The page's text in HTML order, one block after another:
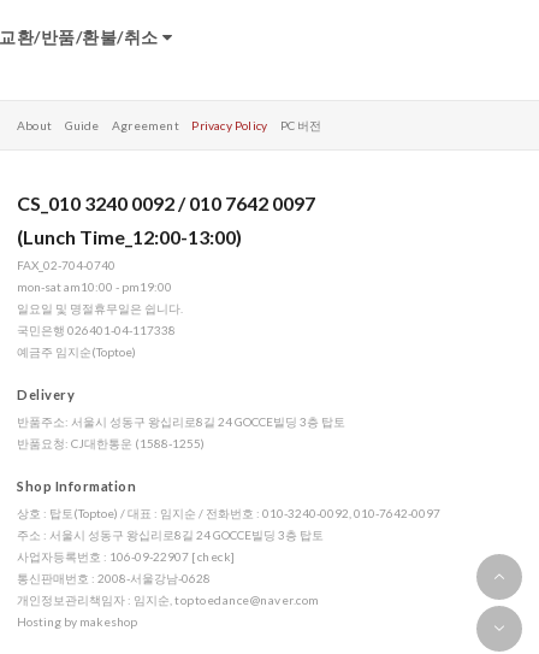
교환/반품/환불/취소
About Guide Agreement Privacy Policy PC 버전
CS_010 3240 0092 / 010 7642 0097
(Lunch Time_12:00-13:00)
FAX_02-704-0740
mon-sat am10:00 - pm19:00
일요일 및 명절휴무일은 쉽니다.
국민은행 026401-04-117338
예금주 임지순(Toptoe)
Delivery
반품주소: 서울시 성동구 왕십리로8길 24 GOCCE빌딩 3층 탑토
반품요청: CJ대한통운 (1588-1255)
Shop Information
상호 : 탑토(Toptoe) / 대표 : 임지순 / 전화번호 : 010-3240-0092, 010-7642-0097
주소 : 서울시 성동구 왕십리로8길 24 GOCCE빌딩 3층 탑토
사업자등록번호 : 106-09-22907 [check]
통신판매번호 : 2008-서울강남-0628
개인정보관리책임자 : 임지순, toptoedance@naver.com
Hosting by makeshop